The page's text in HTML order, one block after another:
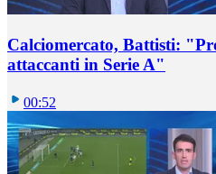
Calciomercato, Battisti:
attaccanti in Serie A"
00:52